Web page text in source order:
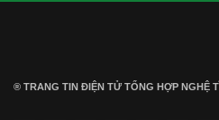
® TRANG TIN ĐIỆN TỬ ТỔNG HỢP NGHỆ